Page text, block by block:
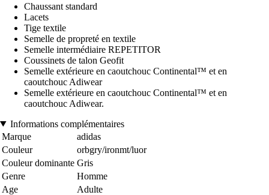
Chaussant standard
Lacets
Tige textile
Semelle de propreté en textile
Semelle intermédiaire REPETITOR
Coussinets de talon Geofit
Semelle extérieure en caoutchouc Continental™ et en
caoutchouc Adiwear
Semelle extérieure en caoutchouc Continental™ et en
caoutchouc Adiwear.
Informations complémentaires
Marque
adidas
Couleur
orbgry/ironmt/luor
Couleur dominante Gris
Genre
Homme
Age
Adulte